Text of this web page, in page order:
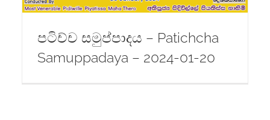
පටිච්ච සමුප්පාදය – Patichcha
Samuppadaya – 2024-01-20